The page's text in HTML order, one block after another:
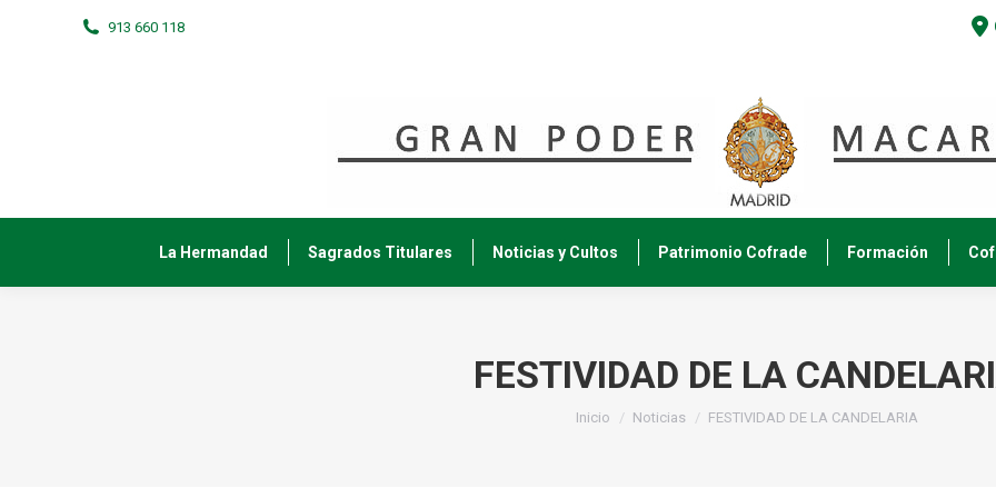
913 660 118
La Hermandad Sagrados Titulares Noticias y Cultos Patrimonio Cofrade Formación
FESTIVIDAD DE LA
Estás aquí:
Inicio Noticias FESTIVIDAD DE LA CANDELARIA